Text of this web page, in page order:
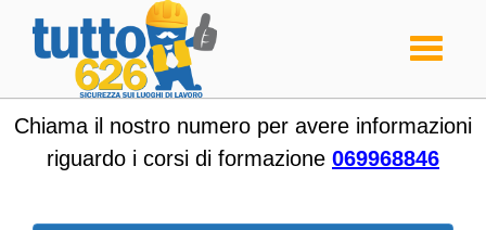
Toggle
Chiama il nostro numero per avere informazioni
riguardo i corsi di formazione 069968846